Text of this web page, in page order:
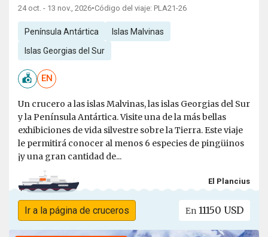
24 oct. - 13 nov., 2026•Código del viaje: PLA21-26
Península Antártica Islas Malvinas
Islas Georgias del Sur
EN
Un crucero a las islas Malvinas, las islas Georgias del Sur
y la Península Antártica. Visite una de la más bellas
exhibiciones de vida silvestre sobre la Tierra. Este viaje
le permitirá conocer al menos 6 especies de pingüinos
¡y una gran cantidad de...
El Plancius
Ir a la página de cruceros En 11150 USD